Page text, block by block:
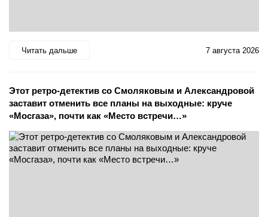
Читать дальше 7 августа 2026
Этот ретро-детектив со Смоляковым и Александровой
заставит отменить все планы на выходные: круче
«Мосгаза», почти как «Место встречи…»